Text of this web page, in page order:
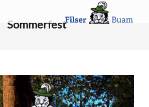
Sommerfest